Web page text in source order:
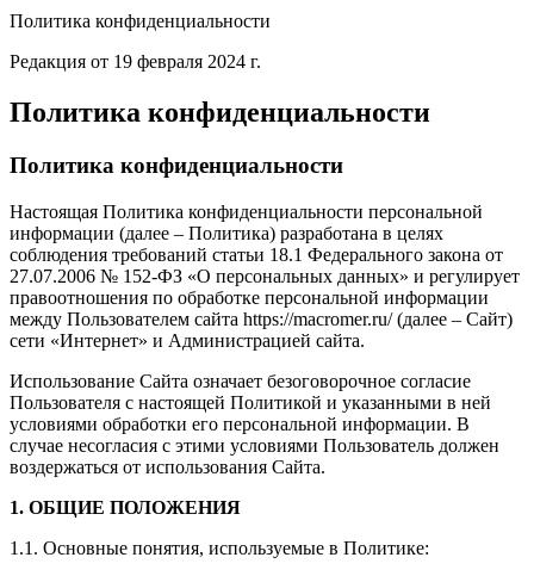
Политика конфиденциальности
Редакция от 19 февраля 2024 г.
Политика конфиденциальности
Политика конфиденциальности
Настоящая Политика конфиденциальности персональной
информации (далее – Политика) разработана в целях
соблюдения требований статьи 18.1 Федерального закона от
27.07.2006 № 152-ФЗ «О персональных данных» и регулирует
правоотношения по обработке персональной информации
между Пользователем сайта https://macromer.ru/ (далее – Сайт)
сети «Интернет» и Администрацией сайта.
Использование Сайта означает безоговорочное согласие
Пользователя с настоящей Политикой и указанными в ней
условиями обработки его персональной информации. В
случае несогласия с этими условиями Пользователь должен
воздержаться от использования Сайта.
1. ОБЩИЕ ПОЛОЖЕНИЯ
1.1. Основные понятия, используемые в Политике: